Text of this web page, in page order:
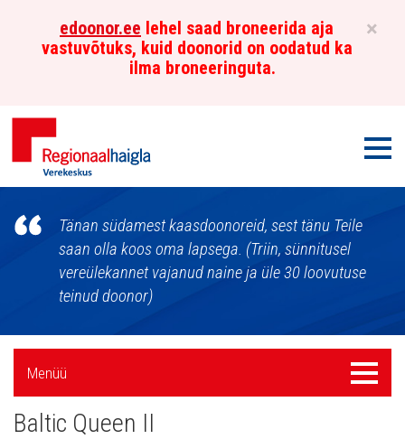
×
edoonor.ee lehel saad broneerida aja
vastuvõtuks, kuid doonorid on oodatud ka
ilma broneeringuta.
Põhja-
Eesti
Regionaalhaigla
Verekeskus
Tänan südamest kaasdoonoreid, sest tänu Teile
saan olla koos oma lapsega. (Triin, sünnitusel
vereülekannet vajanud naine ja üle 30 loovutuse
teinud doonor)
Külgpaani
navigatsioon
Menüü
Menüü
Baltic Queen II